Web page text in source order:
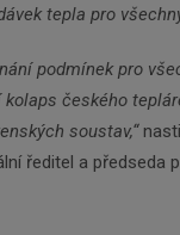
tepla pro
podmínek pro
českého
soustav,“
ředitel a předseda